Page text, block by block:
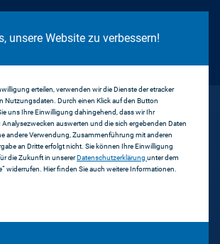
unsere Website zu verbessern!
erteilen, verwenden wir die Dienste der etracker
Nutzungsdaten. Durch einen Klick auf den Button
uns Ihre Einwilligung dahingehend, dass wir Ihr
auswerten und die sich ergebenden Daten
andere Verwendung, Zusammenführung mit anderen
an Dritte erfolgt nicht. Sie können Ihre Einwilligung
die Zukunft in unsererDatenschutzerklärung unter dem
widerrufen. Hier finden Sie auch weitere Informationen.
lounge
Lounge